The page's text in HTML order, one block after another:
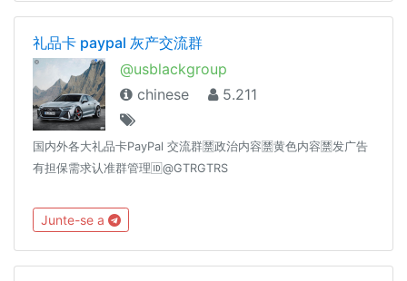
礼品卡 paypal 灰产交流群
@usblackgroup
chinese
5.211
国内外各大礼品卡PayPal 交流群🈲政治内容🈲黄色内容🈲发广告
有担保需求认准群管理🆔@GTRGTRS
Junte-se a